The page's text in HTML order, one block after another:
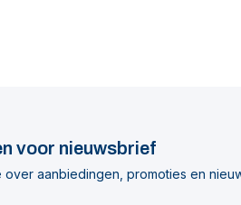
voor nieuwsbrief
over aanbiedingen, promoties en